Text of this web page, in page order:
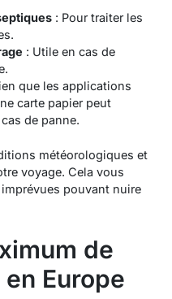
: Pour traiter les
: Utile en cas de
que les applications
carte papier peut
de panne.
météorologiques et
voyage. Cela vous
pouvant nuire
de
Europe